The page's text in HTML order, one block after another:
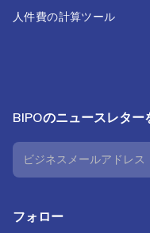
人件費の計算ツール
BIPOのニュースレター
フォロー